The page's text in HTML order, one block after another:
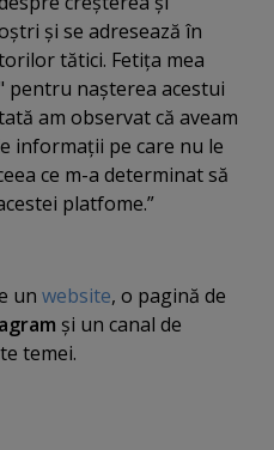
şi se adresează în
tătici. Fetiţa mea
pentru naşterea acestui
am observat că aveam
informaţii pe care nu le
ce m-a determinat să
platfome.”
un website, o pagină de
şi un canal de
temei.